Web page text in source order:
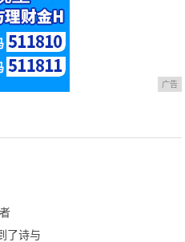
广告
了诗与